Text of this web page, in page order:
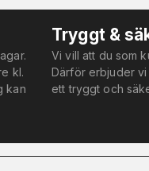
kl.
kan
Tryggt &
Vi vill att du som
Därför erbjuder
ett tryggt och